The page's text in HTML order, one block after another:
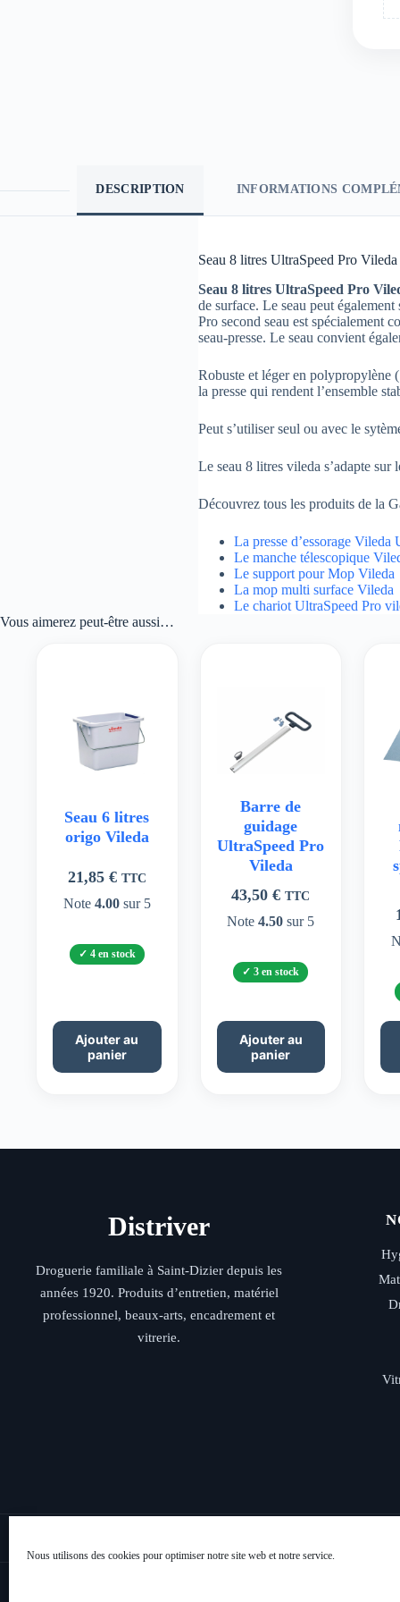
Nous utilisons des cookies pour optimiser notre site web et notre service.
DESCRIPTION INFORMATIONS
Seau 8 litres UltraSpeed Pro Vileda
Seau 8 litres UltraSpeed Pro
de surface. Le seau peut
Pro second seau est spécialement
seau-presse. Le seau convient
Robuste et léger en polypropylène
la presse qui rendent l’ensemble
Peut s’utiliser seul ou avec le
Le seau 8 litres vileda s’adapte sur
Découvrez tous les produits de la
La presse d’essorage Vileda
Le manche télescopique
Le support pour Mop Vileda
La mop multi surface Vileda
Le chariot UltraSpeed Pro
Vous aimerez peut-être aussi…
Seau 6 litres
origo Vileda
21,85 € TTC
Note 4.00sur 5
4 en stock
Ajouter au
panier
Barre de
guidage
UltraSpeed Pro
Vileda
43,50€ TTC
Note4.50 sur 5
3 en stock
Ajouter au
panier
Distriver
Droguerie familiale à Saint-Dizier depuis les
années 1920. Produits d’entretien, matériel
professionnel, beaux-arts, encadrement et
vitrerie.